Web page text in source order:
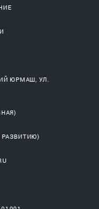
ЮРМАШ, УЛ.
РАЗВИТИЮ)